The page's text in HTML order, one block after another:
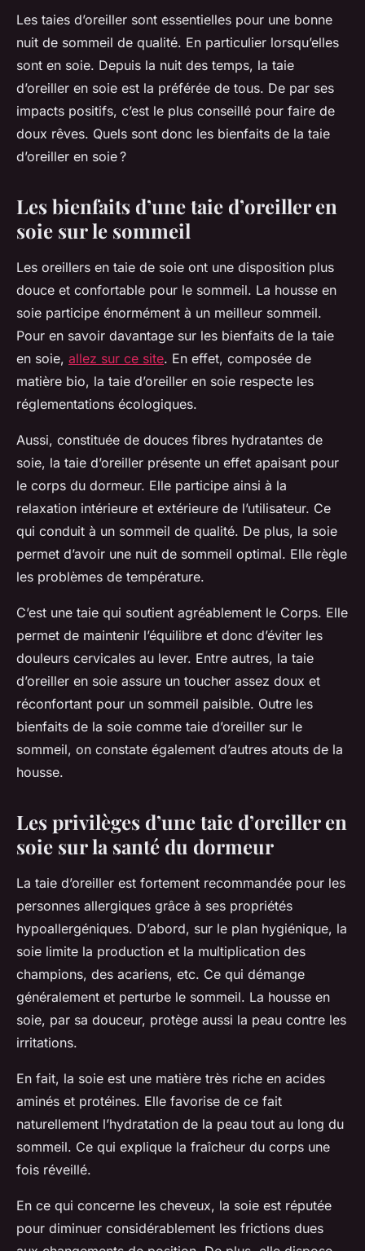
Pourquoi opter pour la housse
d'oreiller en soie pour dormir ?
lucinde•25 mars 2023 •2 min de lecture
Les taies d’oreiller sont essentielles pour une bonne
nuit de sommeil de qualité. En particulier lorsqu’elles
sont en soie. Depuis la nuit des temps, la taie
d’oreiller en soie est la préférée de tous. De par ses
impacts positifs, c’est le plus conseillé pour faire de
doux rêves. Quels sont donc les bienfaits de la taie
d’oreiller en soie ?
Les bienfaits d’une taie d’oreiller en
soie sur le sommeil
Les oreillers en taie de soie ont une disposition plus
douce et confortable pour le sommeil. La housse en
soie participe énormément à un meilleur sommeil.
Pour en savoir davantage sur les bienfaits de la taie
en soie, allez sur ce site. En effet, composée de
matière bio, la taie d’oreiller en soie respecte les
réglementations écologiques.
Aussi, constituée de douces fibres hydratantes de
soie, la taie d’oreiller présente un effet apaisant pour
le corps du dormeur. Elle participe ainsi à la
relaxation intérieure et extérieure de l’utilisateur. Ce
qui conduit à un sommeil de qualité. De plus, la soie
permet d’avoir une nuit de sommeil optimal. Elle règle
les problèmes de température.
C’est une taie qui soutient agréablement le Corps. Elle
permet de maintenir l’équilibre et donc d’éviter les
douleurs cervicales au lever. Entre autres, la taie
d’oreiller en soie assure un toucher assez doux et
réconfortant pour un sommeil paisible. Outre les
bienfaits de la soie comme taie d’oreiller sur le
sommeil, on constate également d’autres atouts de la
housse.
Les privilèges d’une taie d’oreiller en
soie sur la santé du dormeur
La taie d’oreiller est fortement recommandée pour les
personnes allergiques grâce à ses propriétés
hypoallergéniques. D’abord, sur le plan hygiénique, la
soie limite la production et la multiplication des
champions, des acariens, etc. Ce qui démange
généralement et perturbe le sommeil. La housse en
soie, par sa douceur, protège aussi la peau contre les
irritations.
En fait, la soie est une matière très riche en acides
aminés et protéines. Elle favorise de ce fait
naturellement l’hydratation de la peau tout au long du
sommeil. Ce qui explique la fraîcheur du corps une
fois réveillé.
En ce qui concerne les cheveux, la soie est réputée
pour diminuer considérablement les frictions dues